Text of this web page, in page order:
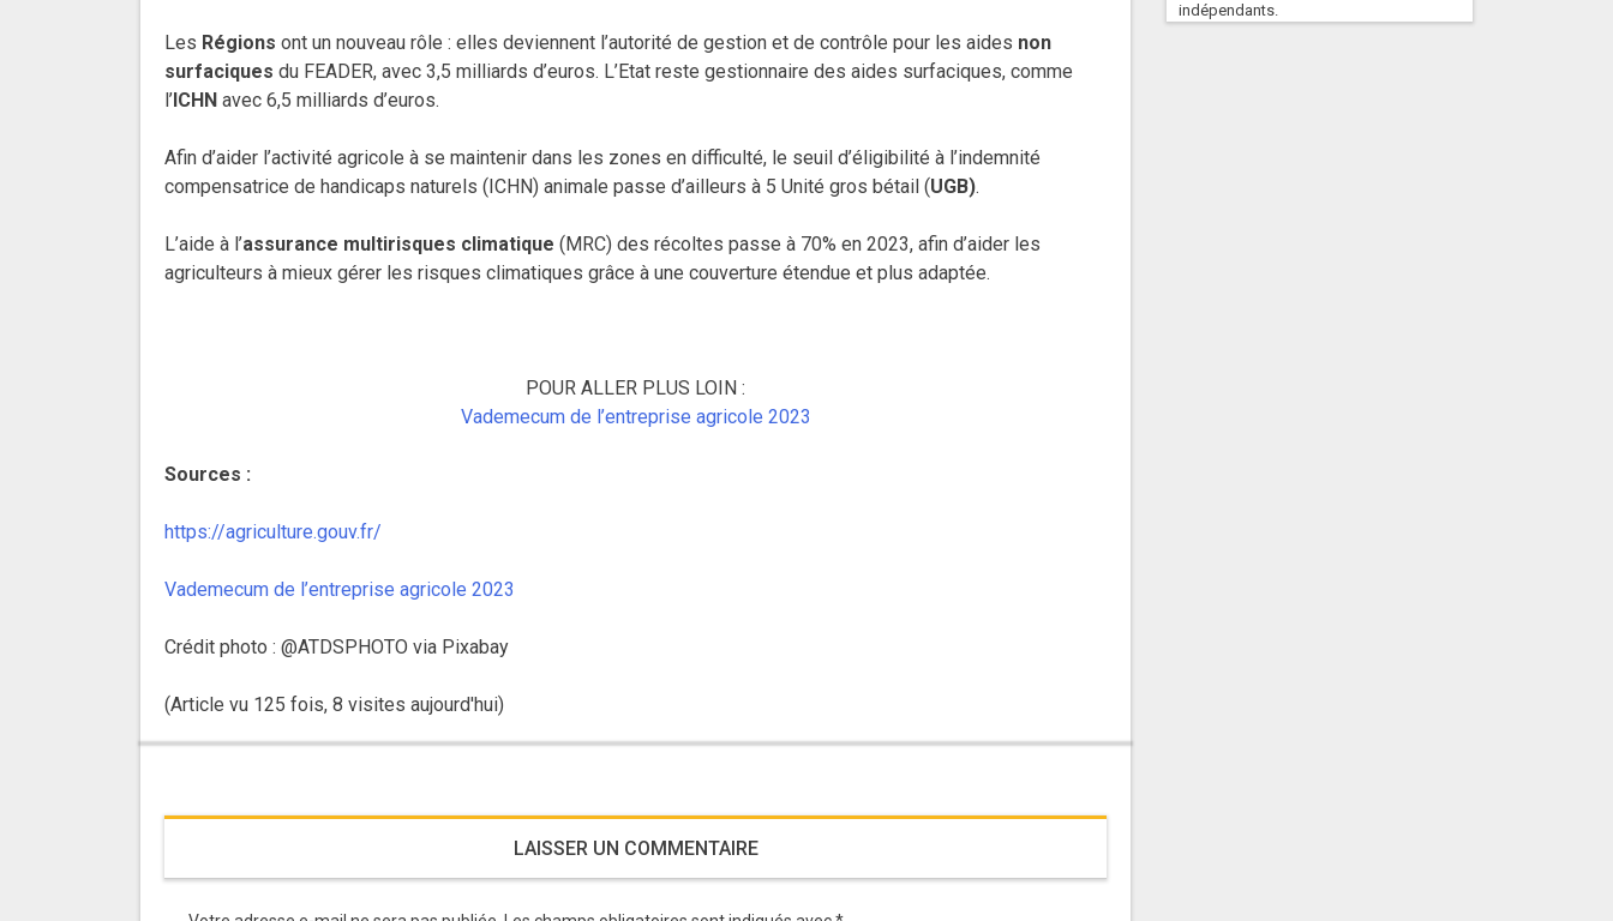
Les Régions ont un nouveau rôle : elles deviennent l’autorité de gestion et de contrôle pour les aides non
surfaciques du FEADER, avec 3,5 milliards d’euros. L’Etat reste gestionnaire des aides surfaciques, comme
l’ICHN avec 6,5 milliards d’euros.
Afin d’aider l’activité agricole à se maintenir dans les zones en difficulté, le seuil d’éligibilité à l’indemnité
compensatrice de handicaps naturels (ICHN) animale passe d’ailleurs à 5 Unité gros bétail (UGB).
L’aide à l’assurance multirisques climatique (MRC) des récoltes passe à 70% en 2023, afin d’aider les
agriculteurs à mieux gérer les risques climatiques grâce à une couverture étendue et plus adaptée.
POUR ALLER PLUS LOIN :
Vademecum de l’entreprise agricole 2023
Sources :
https://agriculture.gouv.fr/
Vademecum de l’entreprise agricole 2023
Crédit photo : @ATDSPHOTO via Pixabay
(Article vu 125 fois, 8 visites aujourd'hui)
LAISSER UN COMMENTAIRE
indépendants.